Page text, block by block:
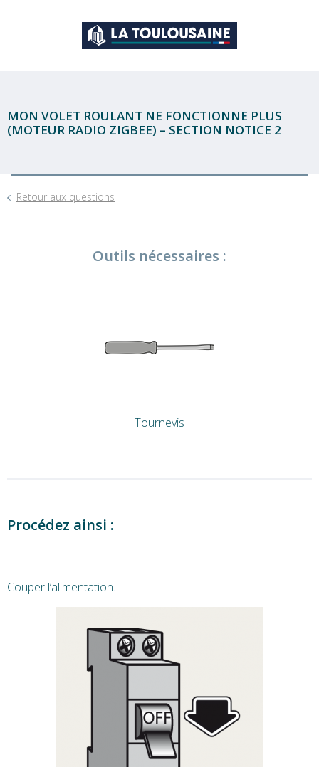
MON VOLET ROULANT NE FONCTIONNE PLUS
(MOTEUR RADIO ZIGBEE) – SECTION NOTICE 2
Retour aux questions
Outils nécessaires :
Tournevis
Procédez ainsi :
Couper l’alimentation.